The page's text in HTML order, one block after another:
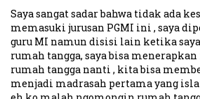
Saya sangat sadar bahwa tidak ada
memasuki jurusan PGMI ini , saya
guru MI namun disisi lain ketika saya
rumah tangga, saya bisa
rumah tangga nanti , kita bisa
menjadi madrasah pertama yang